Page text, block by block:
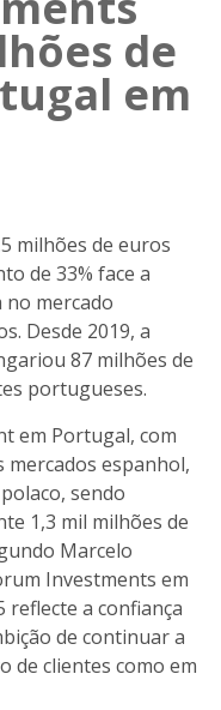
de
em
milhões de euros
de 33% face a
no mercado
Desde 2019, a
87 milhões de
portugueses.
em Portugal, com
mercados espanhol,
sendo
1,3 mil milhões de
Marcelo
Investments em
reflecte a confiança
de continuar a
de clientes como em